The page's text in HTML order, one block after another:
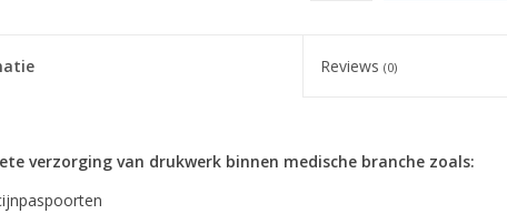
Reviews(0)
verzorging van drukwerk binnen medische branche zoals: